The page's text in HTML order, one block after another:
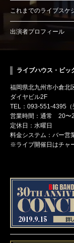
これまでのライブスケ
出演者プロフィール
ライブハウス・ビッ
福岡県北九州市小倉北
ダイヤビル2F
TEL：093-551-4395（
営業時間：通常 20〜
定休日：水曜日
料金システム：バー営
※ライブ開催日はチャ